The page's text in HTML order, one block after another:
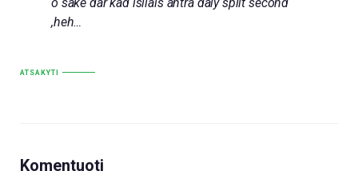
,heh…
ATSAKYTI
Komentuoti